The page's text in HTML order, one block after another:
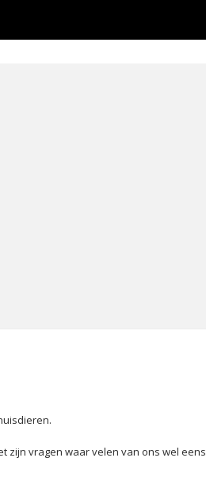
zijn vragen waar velen van ons wel eens